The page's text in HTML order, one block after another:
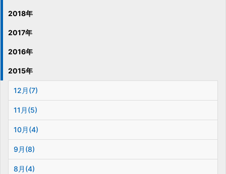
2018年
2017年
2016年
2015年
12月(7)
11月(5)
10月(4)
9月(8)
8月(4)